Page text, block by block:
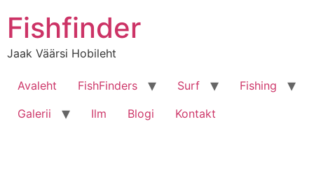
sisu
juurde
Fishfinder
Jaak Väärsi Hobileht
Avaleht FishFinders Surf
Fishing
Galerii
Ilm Blogi Kontakt